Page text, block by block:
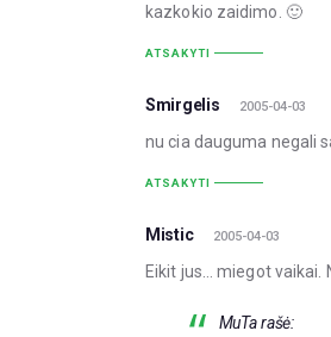
kazkokio zaidimo. 🙂
ATSAKYTI
Smirgelis 2005-04-03
nu cia dauguma negali
ATSAKYTI
Mistic 2005-04-03
Eikit jus… miegot
MuTa rašė: